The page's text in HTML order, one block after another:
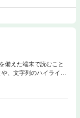
備えた端末で読むこと
、文字列のハイライ
ません。大学哲学科1
者による日本初(?)の
い、学ぶものだ。哲学
。そして哲学すること